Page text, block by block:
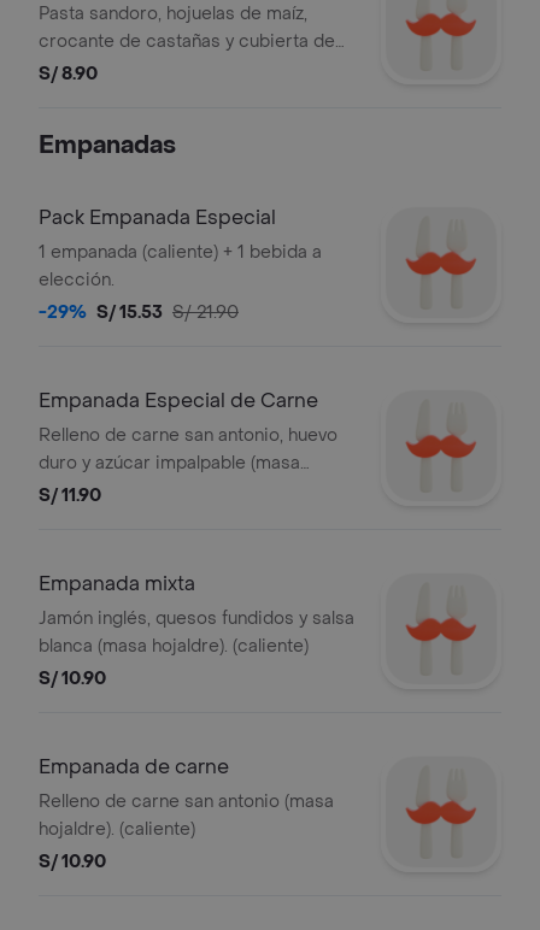
Pasta sandoro, hojuelas de maíz,
crocante de castañas y cubierta de
chocolate.
S/ 8.90
Empanadas
Pack Empanada Especial
1 empanada (caliente) + 1 bebida a
elección.
-29% S/ 15.53 S/ 21.90
Empanada Especial de Carne
Relleno de carne san antonio, huevo
duro y azúcar impalpable (masa
quebrada). (caliente)
S/ 11.90
Empanada mixta
Jamón inglés, quesos fundidos y salsa
blanca (masa hojaldre). (caliente)
S/ 10.90
Empanada de carne
Relleno de carne san antonio (masa
hojaldre). (caliente)
S/ 10.90